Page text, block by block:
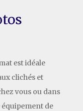
est idéale
clichés et
vous ou dans
équipement de